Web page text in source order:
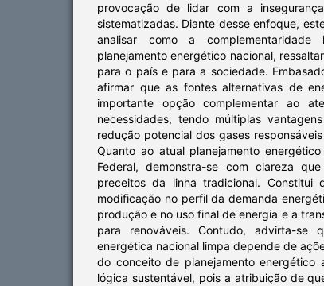
provocação de lidar com a
sistematizadas. Diante desse enfoque,
analisar como a
planejamento energético nacional,
para o país e para a sociedade.
afirmar que as fontes alternativas de
importante opção complementar ao
necessidades, tendo múltiplas
redução potencial dos gases
Quanto ao atual planejamento
Federal, demonstra-se com clareza
preceitos da linha tradicional. Constitui
modificação no perfil da demanda
produção e no uso final de energia e a
para renováveis. Contudo, advirta-
energética nacional limpa depende de
do conceito de planejamento energético
lógica sustentável, pois a atribuição de